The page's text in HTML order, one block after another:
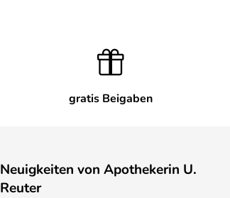
gratis Beigaben
Neuigkeiten von Apothekerin U.
Reuter